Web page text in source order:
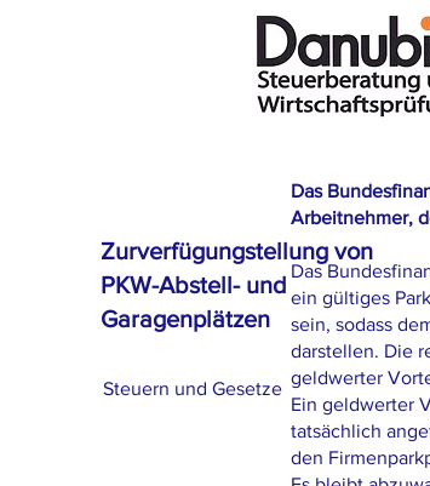
Zurverfügungstellung von
PKW-Abstell- und
Garagenplätzen
Steuern und Gesetze
Das
Arbeitnehmer,
Das
ein gültiges
sein, sodass
darstellen. Die
geldwerter
Ein geldwerter
tatsächlich
den